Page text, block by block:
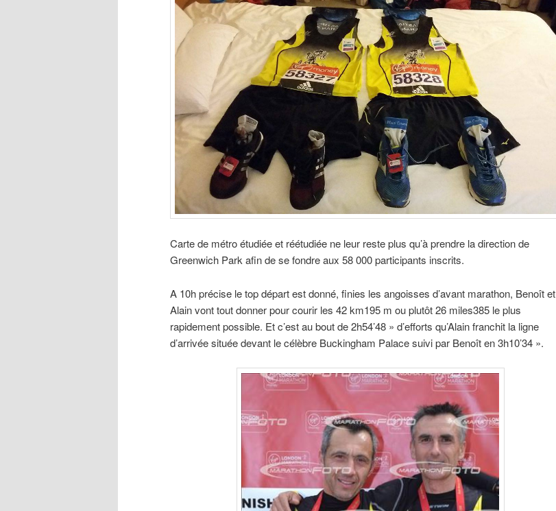
Carte de métro étudiée et réétudiée ne leur reste plus qu’à prendre la direction de
Greenwich Park afin de se fondre aux 58 000 participants inscrits.
A 10h précise le top départ est donné, finies les angoisses d’avant marathon, Benoît et
Alain vont tout donner pour courir les 42 km195 m ou plutôt 26 miles385 le plus
rapidement possible. Et c’est au bout de 2h54’48 » d’efforts qu’Alain franchit la ligne
d’arrivée située devant le célèbre Buckingham Palace suivi par Benoît en 3h10’34 ».